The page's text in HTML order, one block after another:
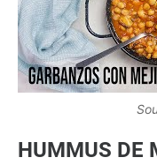
HUMMUS DE